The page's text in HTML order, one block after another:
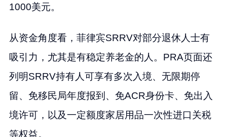
1000美元。
从资金角度看，菲律宾SRRV对部分退休人士有
吸引力，尤其是有稳定养老金的人。PRA页面还
列明SRRV持有人可享有多次入境、无限期停
留、免移民局年度报到、免ACR身份卡、免出入
境许可，以及一定额度家居用品一次性进口关税
等权益。